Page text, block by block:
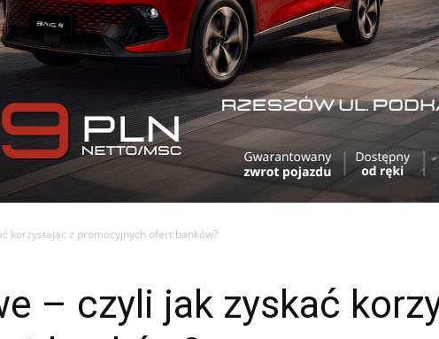
korzystając z promocyjnych ofert banków?
– czyli jak zyskać